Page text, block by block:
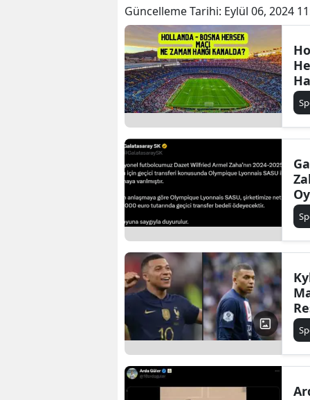
Güncelleme Tarihi: Eylül 06, 2024